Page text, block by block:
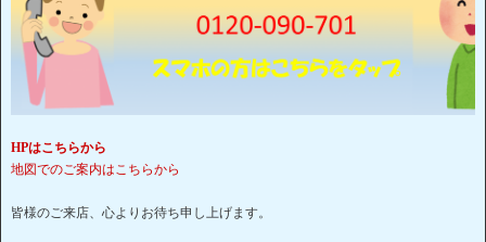
HPはこちらから
地図でのご案内はこちらから
皆様のご来店、心よりお待ち申し上げます。